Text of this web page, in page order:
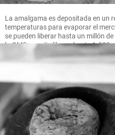
La amalgama es depositada en un
temperaturas para evaporar el
se pueden liberar hasta un millón
la OMS permite liberar hasta 1.000